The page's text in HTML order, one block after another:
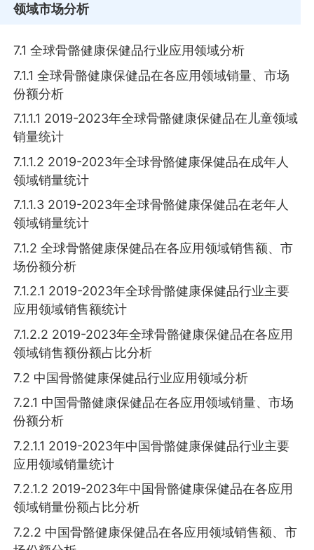
领域市场分析
7.1 全球骨骼健康保健品行业应用领域分析
7.1.1 全球骨骼健康保健品在各应用领域销量、市场
份额分析
7.1.1.1 2019-2023年全球骨骼健康保健品在儿童领域
销量统计
7.1.1.2 2019-2023年全球骨骼健康保健品在成年人
领域销量统计
7.1.1.3 2019-2023年全球骨骼健康保健品在老年人
领域销量统计
7.1.2 全球骨骼健康保健品在各应用领域销售额、市
场份额分析
7.1.2.1 2019-2023年全球骨骼健康保健品行业主要
应用领域销售额统计
7.1.2.2 2019-2023年全球骨骼健康保健品在各应用
领域销售额份额占比分析
7.2 中国骨骼健康保健品行业应用领域分析
7.2.1 中国骨骼健康保健品在各应用领域销量、市场
份额分析
7.2.1.1 2019-2023年中国骨骼健康保健品行业主要
应用领域销量统计
7.2.1.2 2019-2023年中国骨骼健康保健品在各应用
领域销量份额占比分析
7.2.2 中国骨骼健康保健品在各应用领域销售额、市